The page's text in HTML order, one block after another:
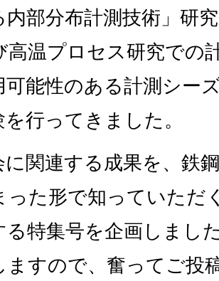
内部分布計測技術」研
高温プロセス研究での
可能性のある計測シー
行ってきました。
に関連する成果を、鉄
った形で知っていただ
る特集号を企画しまし
ますので、奮ってご投